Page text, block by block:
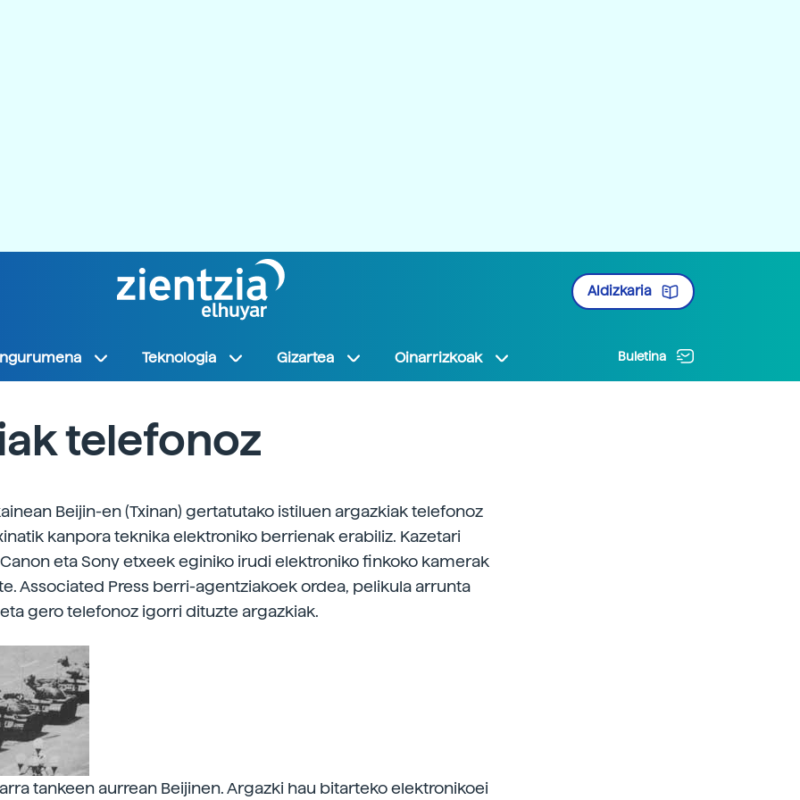
Aldizkaria
Teknologia Gizartea Oinarrizkoak Buletina
telefonoz
Beijin-en (Txinan) gertatutako istiluen argazkiak telefonoz
kanpora teknika elektroniko berrienak erabiliz. Kazetari
eta Sony etxeek eginiko irudi elektroniko finkoko kamerak
Associated Press berri-agentziakoek ordea, pelikula arrunta
gero telefonoz igorri dituzte argazkiak.
tankeen aurrean Beijinen. Argazki hau bitarteko elektronikoei